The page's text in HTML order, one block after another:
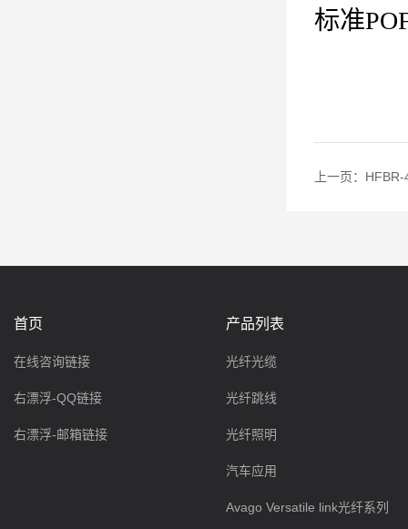
标准
上一页：
首页
在线咨询链接
右漂浮-QQ链接
右漂浮-邮箱链接
产品列表
光纤光缆
光纤跳线
光纤照明
汽车应用
Avago Versatile link光纤系列